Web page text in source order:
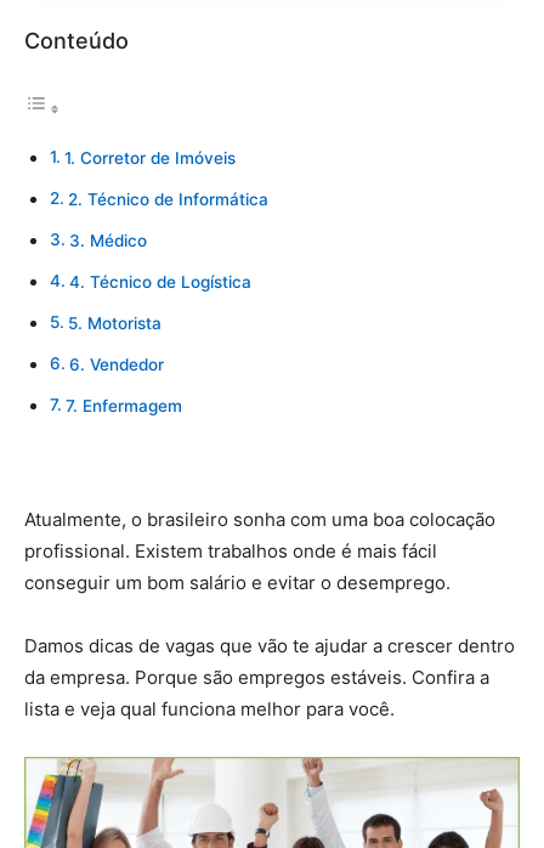
Conteúdo
1. Corretor de Imóveis
2. Técnico de Informática
3. Médico
4. Técnico de Logística
5. Motorista
6. Vendedor
7. Enfermagem
Atualmente, o brasileiro sonha com uma boa colocação
profissional. Existem trabalhos onde é mais fácil
conseguir um bom salário e evitar o desemprego.
Damos dicas de vagas que vão te ajudar a crescer dentro
da empresa. Porque são empregos estáveis. Confira a
lista e veja qual funciona melhor para você.